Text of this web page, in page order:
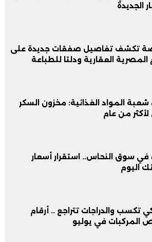
الجديدة
تكشف تفاصيل صفقات جديدة على
العقارية ودلتا للطباعة
المواد الغذائية: مخزون السكر
من عام
سوق النحاس.. استقرار أسعار
اليوم
تكسب والدراجات تتراجع .. أرقام
المركبات في يوليو